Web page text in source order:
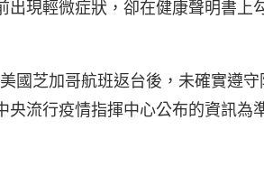
現輕微症狀，卻在健康聲明書上
國芝加哥航班返台後，未確實遵守
流行疫情指揮中心公布的資訊為